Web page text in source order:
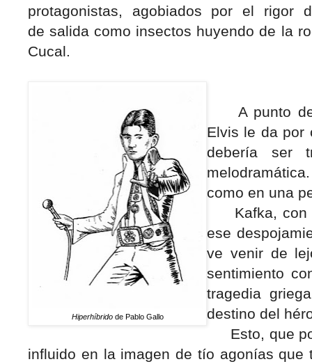
protagonistas, agobiados por el rigor
de salida como insectos huyendo de la
Cucal.
Hiperhíbrido de Pablo Gallo
A punto de
Elvis le da por
debería ser
como en una
Kafka, con
ese
ve venir de
sentimiento
tragedia
destino del
Esto, que
influido en la imagen de tío agonías que